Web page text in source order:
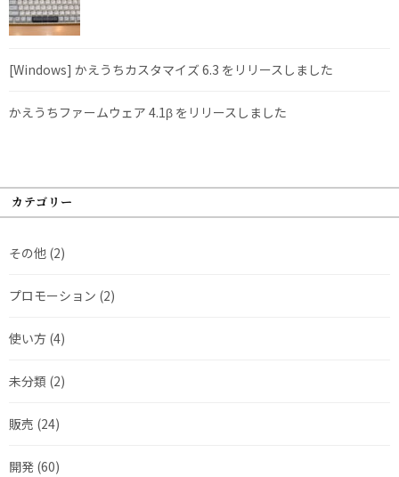
[Windows] かえうちカスタマイズ 6.3 をリリースしました
かえうちファームウェア 4.1β をリリースしました
カテゴリー
その他 (2)
プロモーション (2)
使い方 (4)
未分類 (2)
販売 (24)
開発 (60)